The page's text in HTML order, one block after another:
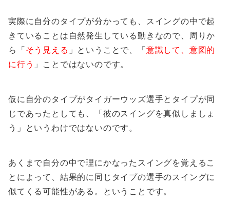
実際に自分のタイプが分かっても、スイングの中で起
きていることは自然発生している動きなので、周りか
ら「そう見える 」ということで、「意識して、意図的
に行う 」ことではないのです。
仮に自分のタイプがタイガーウッズ選手とタイプが同
じであったとしても、「彼のスイングを真似しましょ
う」というわけではないのです。
あくまで自分の中で理にかなったスイングを覚えるこ
とによって、結果的に同じタイプの選手のスイングに
似てくる可能性がある。ということです。